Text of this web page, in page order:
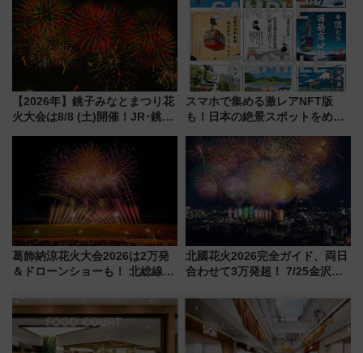
ルメが美味い
（8/3発売）
【2026年】銚子みなとまつり花
火大会は8/8 (土)開催！JR･銚子
報、利根川に咲く8,000発の大迫
力＆屋台を満喫
スマホで集める激レアNFT版
も！日本の絶景スポットをめぐ
ん)」企画がスタート
葛飾納涼花火大会2026は2万発
＆ドローンショーも！ 北総線を
車、観覧スポット情報と周辺観
光まとめ（7/28開催）
北國花火2026完全ガイド、両日
合わせて3万発超！ 7/25金沢大
会の日程・アクセス・観覧席ま
とめ（石川県）